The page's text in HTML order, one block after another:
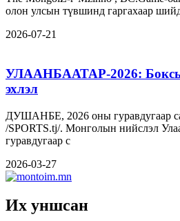
2026-07-21
УЛААНБААТАР-2026:
эхлэл
ДУШАНБЕ, 2026 оны гуравдугаар
/SPORTS.tj/. Монголын нийслэл
гуравдугаар с
2026-03-27
Их уншсан